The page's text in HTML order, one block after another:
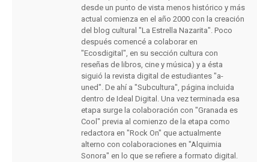
desde un punto de vista menos histórico y más
actual comienza en el año 2000 con la creación
del blog cultural "La Estrella Nazarita". Poco
después comencé a colaborar en
"Ecosdigital", en su sección cultura con
reseñas de libros, cine y música) y a ésta
siguió la revista digital de estudiantes "a-
uned". De ahí a "Subcultura", página incluida
dentro de Ideal Digital. Una vez terminada esa
etapa surge la colaboración con "Granada es
Cool" previa al comienzo de la etapa como
redactora en "Rock On" que actualmente
alterno con colaboraciones en "Alquimia
Sonora" en lo que se refiere a formato digital.